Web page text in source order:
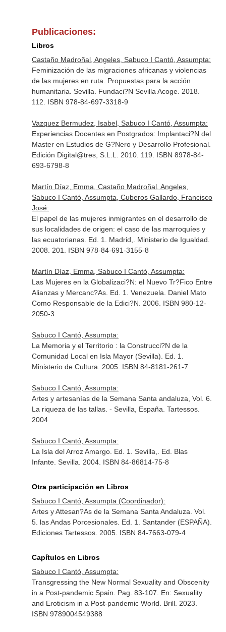
Publicaciones:
Libros
Castaño Madroñal, Angeles, Sabuco I Cantó, Assumpta:
Feminización de las migraciones africanas y violencias
de las mujeres en ruta. Propuestas para la acción
humanitaria. Sevilla. Fundaci?N Sevilla Acoge. 2018.
112. ISBN 978-84-697-3318-9
Vazquez Bermudez, Isabel, Sabuco I Cantó, Assumpta:
Experiencias Docentes en Postgrados: Implantaci?N del
Master en Estudios de G?Nero y Desarrollo Profesional.
Edición Digital@tres, S.L.L. 2010. 119. ISBN 8978-84-
693-6798-8
Martín Díaz, Emma, Castaño Madroñal, Angeles,
Sabuco I Cantó, Assumpta, Cuberos Gallardo, Francisco
José:
El papel de las mujeres inmigrantes en el desarrollo de
sus localidades de origen: el caso de las marroquíes y
las ecuatorianas. Ed. 1. Madrid,. Ministerio de Igualdad.
2008. 201. ISBN 978-84-691-3155-8
Martín Díaz, Emma, Sabuco I Cantó, Assumpta:
Las Mujeres en la Globalizaci?N: el Nuevo Tr?Fico Entre
Alianzas y Mercanc?As. Ed. 1. Venezuela. Daniel Mato
Como Responsable de la Edici?N. 2006. ISBN 980-12-
2050-3
Sabuco I Cantó, Assumpta:
La Memoria y el Territorio : la Construcci?N de la
Comunidad Local en Isla Mayor (Sevilla). Ed. 1.
Ministerio de Cultura. 2005. ISBN 84-8181-261-7
Sabuco I Cantó, Assumpta:
Artes y artesanías de la Semana Santa andaluza, Vol. 6.
La riqueza de las tallas. - Sevilla, España. Tartessos.
2004
Sabuco I Cantó, Assumpta:
La Isla del Arroz Amargo. Ed. 1. Sevilla,. Ed. Blas
Infante. Sevilla. 2004. ISBN 84-86814-75-8
Otra participación en Libros
Sabuco I Cantó, Assumpta (Coordinador):
Artes y Attesan?As de la Semana Santa Andaluza. Vol.
5. las Andas Porcesionales. Ed. 1. Santander (ESPAÑA).
Ediciones Tartessos. 2005. ISBN 84-7663-079-4
Capítulos en Libros
Sabuco I Cantó, Assumpta:
Transgressing the New Normal Sexuality and Obscenity
in a Post-pandemic Spain. Pag. 83-107. En: Sexuality
and Eroticism in a Post-pandemic World . Brill. 2023.
ISBN 9789004549388